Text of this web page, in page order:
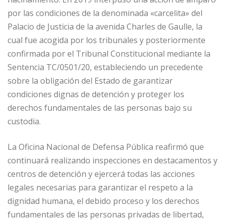
por las condiciones de la denominada «carcelita» del
Palacio de Justicia de la avenida Charles de Gaulle, la
cual fue acogida por los tribunales y posteriormente
confirmada por el Tribunal Constitucional mediante la
Sentencia TC/0501/20, estableciendo un precedente
sobre la obligación del Estado de garantizar
condiciones dignas de detención y proteger los
derechos fundamentales de las personas bajo su
custodia.
La Oficina Nacional de Defensa Pública reafirmó que
continuará realizando inspecciones en destacamentos y
centros de detención y ejercerá todas las acciones
legales necesarias para garantizar el respeto a la
dignidad humana, el debido proceso y los derechos
fundamentales de las personas privadas de libertad,